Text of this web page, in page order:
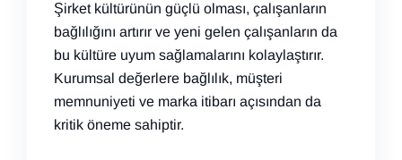
Şirket kültürünün güçlü olması, çalışanların
bağlılığını artırır ve yeni gelen çalışanların da
bu kültüre uyum sağlamalarını kolaylaştırır.
Kurumsal değerlere bağlılık, müşteri
memnuniyeti ve marka itibarı açısından da
kritik öneme sahiptir.